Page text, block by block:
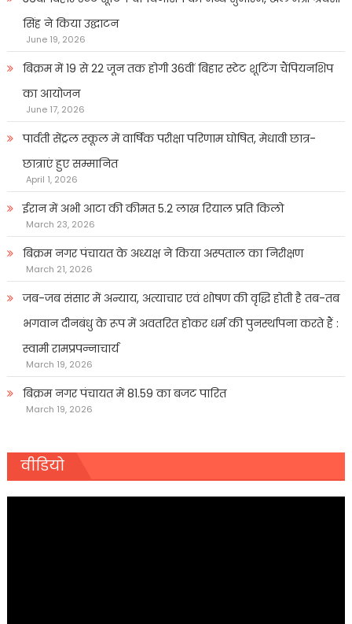
सिंह ने किया उद्घाटन
June 19, 2026
बिक्रम में 19 से 22 जून तक होगी 36वीं बिहार स्टेट शूटिंग चैंपियनशिप
का आयोजन
June 17, 2026
पार्वती सेंट्रल स्कूल में वार्षिक परीक्षा परिणाम घोषित, मेधावी छात्र-
छात्राएं हुए सम्मानित
April 1, 2026
ईरान में अभी आटा की कीमत 5.2 लाख रियाल प्रति किलो
March 23, 2026
बिक्रम नगर पंचायत के अध्यक्ष ने किया अस्पताल का निरीक्षण
March 21, 2026
जब-जब संसार में अन्याय, अत्याचार एवं शोषण की वृद्धि होती है तब-तब
भगवान दीनबंधु के रूप में अवतरित होकर धर्म की पुनर्स्थापना करते हैं :
स्वामी रामप्रपन्नाचार्य
March 19, 2026
बिक्रम नगर पंचायत में 81.59 का बजट पारित
March 19, 2026
वीडियो